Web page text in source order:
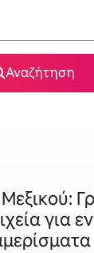
Αναζήτηση
για